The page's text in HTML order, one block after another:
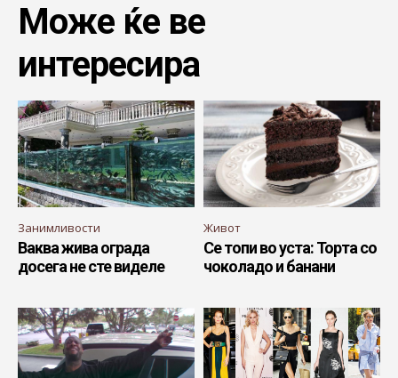
Може ќе ве
интересира
Занимливости
Ваква жива ограда
досега не сте виделе
Живот
Се топи во уста: Торта со
чоколадо и банани